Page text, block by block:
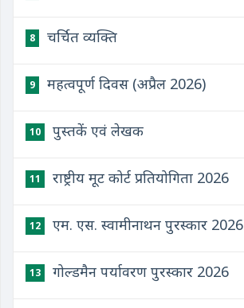
8 चर्चित व्यक्ति
9 महत्वपूर्ण दिवस (अप्रैल 2026)
10 पुस्तकें एवं लेखक
11 राष्ट्रीय मूट कोर्ट प्रतियोगिता 2026
12 एम. एस. स्वामीनाथन पुरस्कार 2026
13 गोल्डमैन पर्यावरण पुरस्कार 2026